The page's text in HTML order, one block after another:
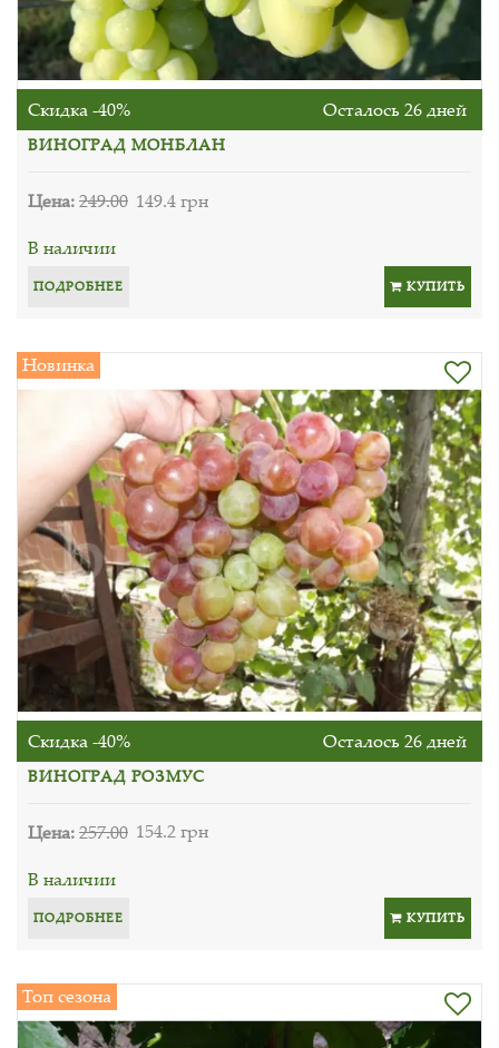
Скидка -40% Осталось 26 дней
ВИНОГРАД МОНБЛАН
Цена:249.00 149.4 грн
В наличии
ПОДРОБНЕЕ КУПИТЬ
Новинка
Скидка -40% Осталось 26 дней
ВИНОГРАД РОЗМУС
Цена:257.00 154.2 грн
В наличии
ПОДРОБНЕЕ КУПИТЬ
Топ сезона